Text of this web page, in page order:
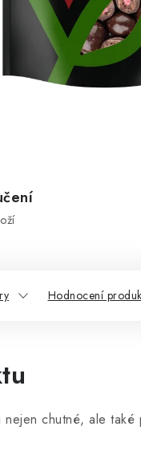
Hodnocení
nejen chutné, ale